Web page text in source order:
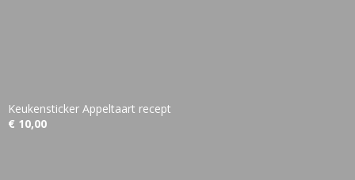
Keukensticker Appeltaart recept
€ 10,00